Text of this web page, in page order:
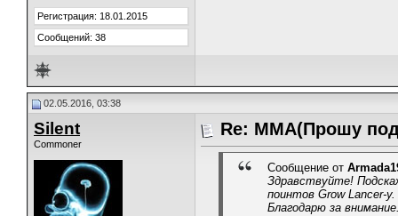
Регистрация: 18.01.2015
Сообщений: 38
02.05.2016, 03:38
Silent
Commoner
Re: ММА(Прошу
Сообщение от
Здравствуйте!
поинтов Grow Lancer-
Благодарю за